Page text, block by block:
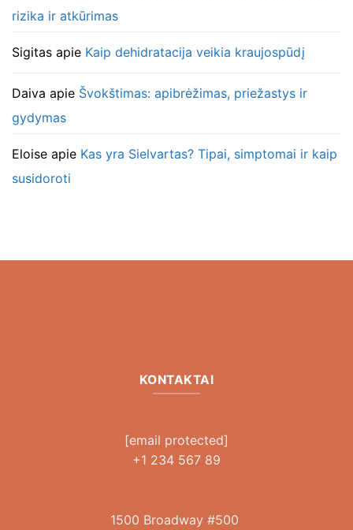
rizika ir atkūrimas
Sigitas apie Kaip dehidratacija veikia kraujospūdį
Daiva apie Švokštimas: apibrėžimas, priežastys ir
gydymas
Eloise apie Kas yra Sielvartas? Tipai, simptomai ir kaip
susidoroti
KONTAKTAI
[email protected]
+1 234 567 89
1500 Broadway #500